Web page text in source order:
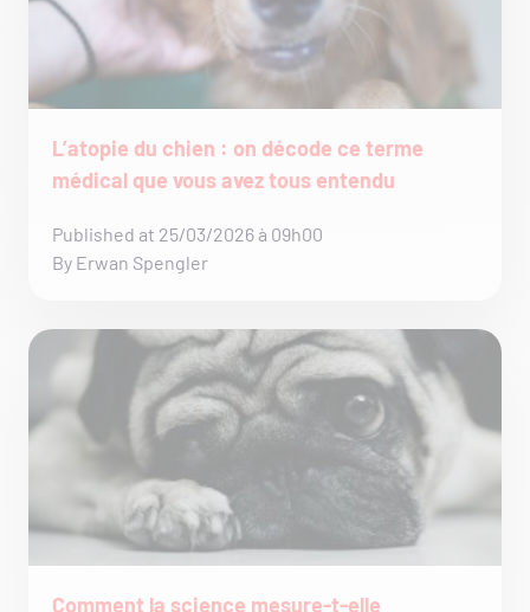
L’atopie du chien : on décode ce terme
médical que vous avez tous entendu
Published at 25/03/2026 à 09h00
By Erwan Spengler
Comment la science mesure-t-elle